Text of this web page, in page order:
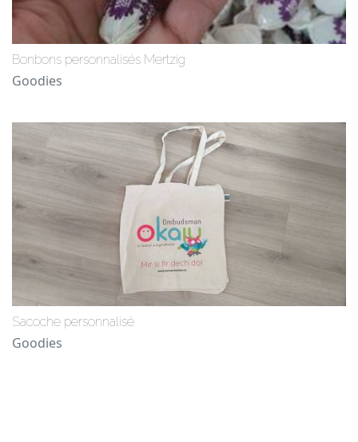
Bonbons personnalisés Mertzig
Goodies
Sacoche personnalisé
Goodies